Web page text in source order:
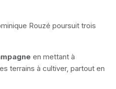
Rouzé poursuit trois
en mettant à
terrains à cultiver, partout en